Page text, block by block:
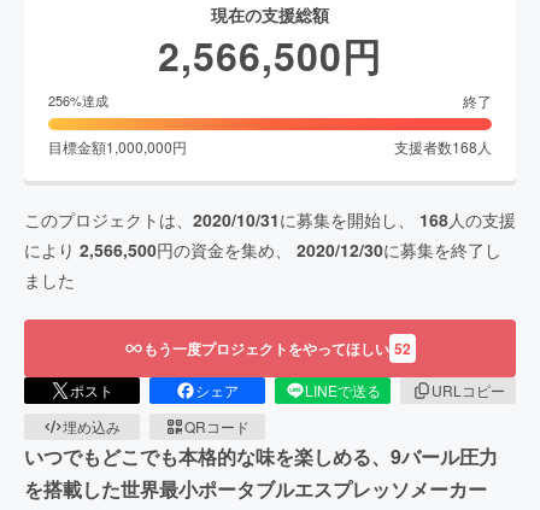
現在の支援総額
2,566,500円
256%達成 終了
目標金額1,000,000円 支援者数168 人
このプロジェクトは、 2020/10/31に募集を開始し、 168人の支援
により 2,566,500円の資金を集め、 2020/12/30に募集を終了し
ました
もう一度プロジェクトをやってほしい 52
ポスト シェア LINEで送る
URLコピー
埋め込み
QRコード
いつでもどこでも本格的な味を楽しめる、9バール圧力
を搭載した世界最小ポータブルエスプレッソメーカー